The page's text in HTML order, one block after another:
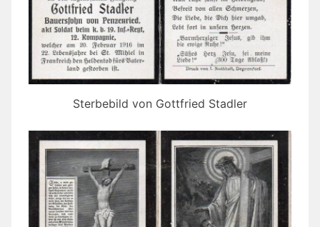
Sterbebild von Gottfried Stadler